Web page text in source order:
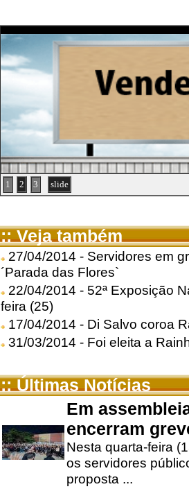
1 2 3 slide
:: Veja também
27/04/2014 - Servidores em
´Parada das Flores`
22/04/2014 - 52ª Exposição
feira (25)
17/04/2014 - Di Salvo coroa
31/03/2014 - Foi eleita a
:: Últimas Notícias
Em
encerram
Nesta quarta-feira
os servidores
proposta ...